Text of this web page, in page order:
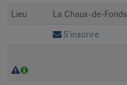
Lieu
La Chaux-de-Fonds
S’inscrire